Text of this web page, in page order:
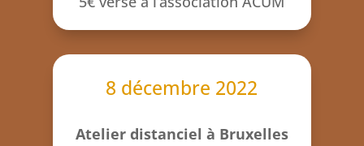
8 décembre 2022
Atelier distanciel à Bruxelles